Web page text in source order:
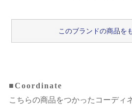
このブランドの商品を
■Coordinate
こちらの商品をつかったコーディ